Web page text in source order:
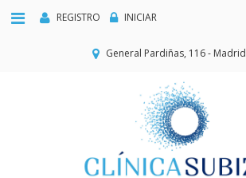
REGISTRO INICIAR
General Pardiñas, 116 - Madrid